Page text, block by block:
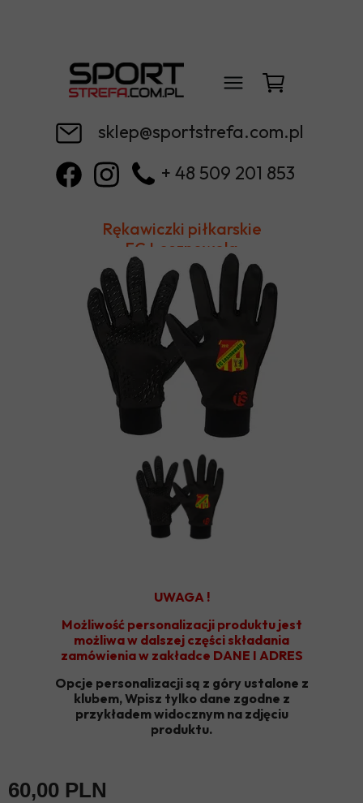
sklep@sportstrefa.com.pl
+ 48 509 201 853
UWAGA !
Możliwość personalizacji produktu jest
możliwa w dalszej części składania
zamówienia w zakładce DANE I ADRES
Opcje personalizacji są z góry ustalone z
klubem, Wpisz tylko dane zgodne z
przykładem widocznym na zdjęciu
produktu.
Rękawiczki piłkarskie
FC Lesznowola
60,00 PLN